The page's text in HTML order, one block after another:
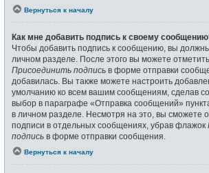
Вернуться к началу
Как мне добавить подпись к своему
Чтобы добавить подпись к сообщению, вы
личном разделе. После этого вы можете
Присоединить подпись в форме отправки
добавилась. Вы также можете настроить
умолчанию ко всем вашим сообщениям, сделав
выбор в параграфе «Отправка сообщений»
в личном разделе. Несмотря на это, вы сможете
подписи в отдельных сообщениях, убрав флажок
подпись в форме отправки сообщения.
Вернуться к началу